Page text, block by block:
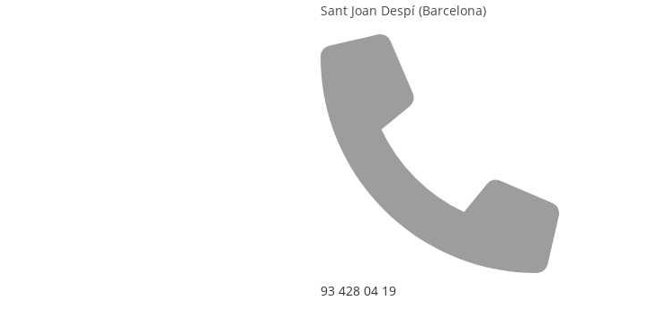
Sant Joan Despí (Barcelona)
93 428 04 19